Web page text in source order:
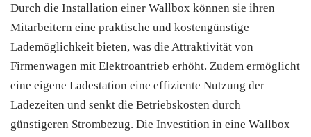
Durch die Installation einer Wallbox können sie ihren
Mitarbeitern eine praktische und kostengünstige
Lademöglichkeit bieten, was die Attraktivität von
Firmenwagen mit Elektroantrieb erhöht. Zudem ermöglicht
eine eigene Ladestation eine effiziente Nutzung der
Ladezeiten und senkt die Betriebskosten durch
günstigeren Strombezug. Die Investition in eine Wallbox